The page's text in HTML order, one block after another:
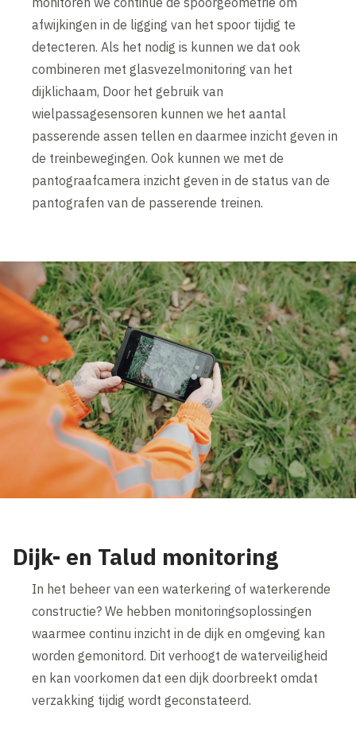
afwijkingen in de ligging van het spoor tijdig te
detecteren. Als het nodig is kunnen we dat ook
combineren met glasvezelmonitoring van het
dijklichaam, Door het gebruik van
wielpassagesensoren kunnen we het aantal
passerende assen tellen en daarmee inzicht geven in
de treinbewegingen. Ook kunnen we met de
pantograafcamera inzicht geven in de status van de
pantografen van de passerende treinen.
Dijk- en Talud monitoring
In het beheer van een waterkering of waterkerende
constructie? We hebben monitoringsoplossingen
waarmee continu inzicht in de dijk en omgeving kan
worden gemonitord. Dit verhoogt de waterveiligheid
en kan voorkomen dat een dijk doorbreekt omdat
verzakking tijdig wordt geconstateerd.